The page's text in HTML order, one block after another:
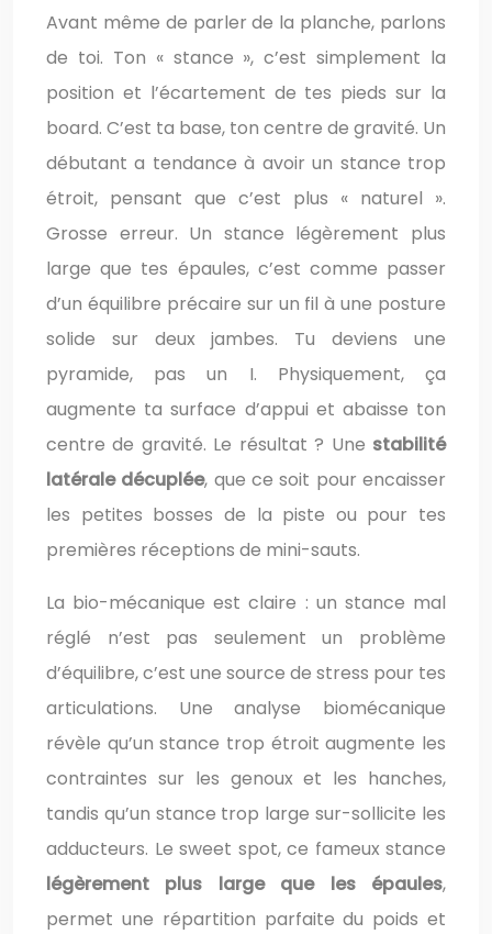
Avant même de parler de la planche, parlons
de toi. Ton « stance », c’est simplement la
position et l’écartement de tes pieds sur la
board. C’est ta base, ton centre de gravité. Un
débutant a tendance à avoir un stance trop
étroit, pensant que c’est plus « naturel ».
Grosse erreur. Un stance légèrement plus
large que tes épaules, c’est comme passer
d’un équilibre précaire sur un fil à une posture
solide sur deux jambes. Tu deviens une
pyramide, pas un I. Physiquement, ça
augmente ta surface d’appui et abaisse ton
centre de gravité. Le résultat ? Une stabilité
latérale décuplée, que ce soit pour encaisser
les petites bosses de la piste ou pour tes
premières réceptions de mini-sauts.
La bio-mécanique est claire : un stance mal
réglé n’est pas seulement un problème
d’équilibre, c’est une source de stress pour tes
articulations. Une analyse biomécanique
révèle qu’un stance trop étroit augmente les
contraintes sur les genoux et les hanches,
tandis qu’un stance trop large sur-sollicite les
adducteurs. Le sweet spot, ce fameux stance
légèrement plus large que les épaules,
permet une répartition parfaite du poids et